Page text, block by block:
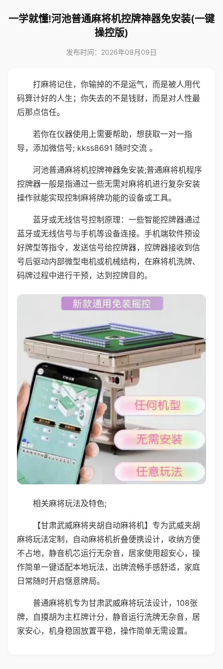
一学就懂!河池普通麻将机控牌神器免安装(一键
操控版)
发布时间：2026年08月09日
打麻将记住，你输掉的不是运气，而是被人用代
码算计好的人生；你失去的不是钱财，而是对人性最
后那点信任。
若你在仪器使用上需要帮助，想获取一对一指
导，添加微信号; kkss8691 随时交流 。
河池普通麻将机控牌神器免安装;普通麻将机程序
控牌器一般是指通过一些无需对麻将机进行复杂安装
操作就能实现控制麻将牌功能的设备或工具。
蓝牙或无线信号控制原理：一些智能控牌器通过
蓝牙或无线信号与手机等设备连接。手机端软件预设
好牌型等指令，发送信号给控牌器，控牌器接收到信
号后驱动内部微型电机或机械结构，在麻将机洗牌、
码牌过程中进行干预，达到控牌目的。
相关麻将玩法及特色;
【甘肃武威麻将夹胡自动麻将机】专为武威夹胡
麻将玩法定制，自动麻将机折叠便携设计，收纳方便
不占地，静音机芯运行无杂音，居家使用超安心，操
作简单一键适配本地玩法，出牌流畅手感舒适，家庭
日常随时开启惬意牌局。
普通麻将机专为甘肃武威麻将玩法设计，108张
牌，自摸胡为主杠牌计分，静音运行洗牌无杂音，居
家安心，机身稳固放置平稳，操作简单无需设置。